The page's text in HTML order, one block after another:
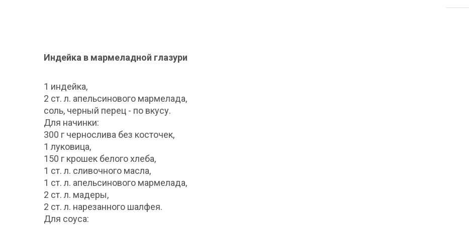
Индейка в мармеладной глазури
1 индейка,
2 ст. л. апельсинового мармелада,
соль, черный перец - по вкусу.
Для начинки:
300 г чернослива без косточек,
1 луковица,
150 г крошек белого хлеба,
1 ст. л. сливочного масла,
1 ст. л. апельсинового мармелада,
2 ст. л. мадеры,
2 ст. л. нарезанного шалфея.
Для соуса: